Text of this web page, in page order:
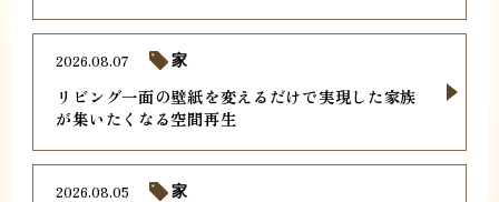
リビング一面の壁紙を変えるだけで実現した家族
が集いたくなる空間再生
2026.08.07 家
2026.08.05 家